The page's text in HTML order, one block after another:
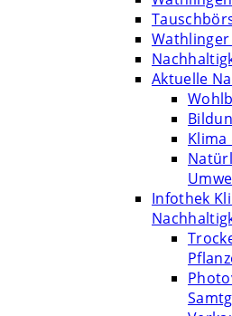
Wathlinger
Aktuelle
Klima
Infothek